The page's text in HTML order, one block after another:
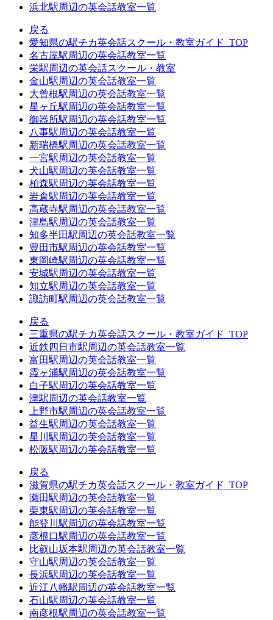
浜北駅周辺の英会話教室一覧
戻る
愛知県の駅チカ英会話スクール・教室ガイド_TOP
名古屋駅周辺の英会話教室一覧
栄駅周辺の英会話スクール・教室
金山駅周辺の英会話教室一覧
大曾根駅周辺の英会話教室一覧
星ヶ丘駅周辺の英会話教室一覧
御器所駅周辺の英会話教室一覧
八事駅周辺の英会話教室一覧
新瑞橋駅周辺の英会話教室一覧
一宮駅周辺の英会話教室一覧
犬山駅周辺の英会話教室一覧
柏森駅周辺の英会話教室一覧
岩倉駅周辺の英会話教室一覧
高蔵寺駅周辺の英会話教室一覧
津島駅周辺の英会話教室一覧
知多半田駅周辺の英会話教室一覧
豊田市駅周辺の英会話教室一覧
東岡崎駅周辺の英会話教室一覧
安城駅周辺の英会話教室一覧
知立駅周辺の英会話教室一覧
諏訪町駅周辺の英会話教室一覧
戻る
三重県の駅チカ英会話スクール・教室ガイド_TOP
近鉄四日市駅周辺の英会話教室一覧
富田駅周辺の英会話教室一覧
霞ヶ浦駅周辺の英会話教室一覧
白子駅周辺の英会話教室一覧
津駅周辺の英会話教室一覧
上野市駅周辺の英会話教室一覧
益生駅周辺の英会話教室一覧
星川駅周辺の英会話教室一覧
松阪駅周辺の英会話教室一覧
戻る
滋賀県の駅チカ英会話スクール・教室ガイド_TOP
瀬田駅周辺の英会話教室一覧
栗東駅周辺の英会話教室一覧
能登川駅周辺の英会話教室一覧
彦根口駅周辺の英会話教室一覧
比叡山坂本駅周辺の英会話教室一覧
守山駅周辺の英会話教室一覧
長浜駅周辺の英会話教室一覧
近江八幡駅周辺の英会話教室一覧
石山駅周辺の英会話教室一覧
南彦根駅周辺の英会話教室一覧